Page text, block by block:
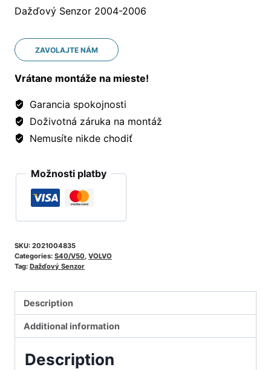
Dažďový Senzor 2004-2006
ZAVOLAJTE NÁM
Vrátane montáže na mieste!
Garancia spokojnosti
Doživotná záruka na montáž
Nemusíte nikde chodiť
Možnosti platby
SKU: 2021004835
Categories: S40/V50 VOLVO
Tag: Dažďový Senzor
Description
Additional information
Description